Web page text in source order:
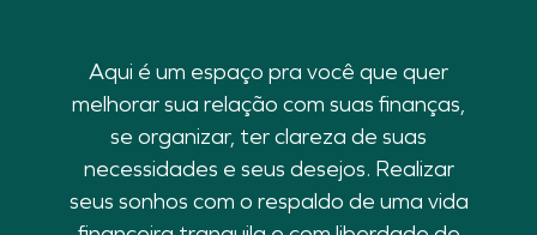
Aqui é um espaço pra você que quer
melhorar sua relação com suas finanças,
se organizar, ter clareza de suas
necessidades e seus desejos. Realizar
seus sonhos com o respaldo de uma vida